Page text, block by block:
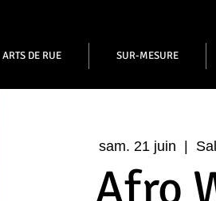
ARTS DE RUE SUR-MESURE
sam. 21 juin
Afro